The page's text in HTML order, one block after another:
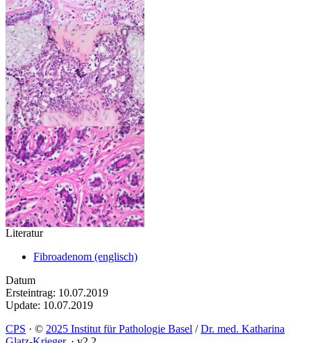
Literatur
Fibroadenom (englisch)
Datum
Ersteintrag: 10.07.2019
Update: 10.07.2019
CPS · © 2025 Institut für Pathologie Basel /Dr. med. Katharina